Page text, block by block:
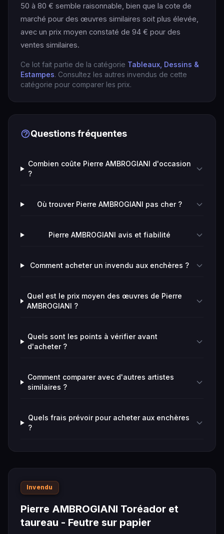
50 à 80 € semble raisonnable, bien que la cote de
marché pour des œuvres similaires soit plus élevée,
avec un prix moyen constaté de 94 € pour des
ventes similaires.
Ce lot fait partie de la catégorie Tableaux, Dessins &
Estampes. Consultez les autres invendus de cette
catégorie pour comparer les prix.
Questions fréquentes
Combien coûte Pierre AMBROGIANI d'occasion
?
Où trouver Pierre AMBROGIANI pas cher ?
Pierre AMBROGIANI avis et fiabilité
Comment acheter un invendu aux enchères ?
Quel est le prix moyen des œuvres de Pierre
AMBROGIANI ?
Quels sont les points à vérifier avant
d'acheter ?
Comment comparer avec d'autres artistes
similaires ?
Quels frais prévoir pour acheter aux enchères
?
Invendu
Pierre AMBROGIANI Toréador et
taureau - Feutre sur papier